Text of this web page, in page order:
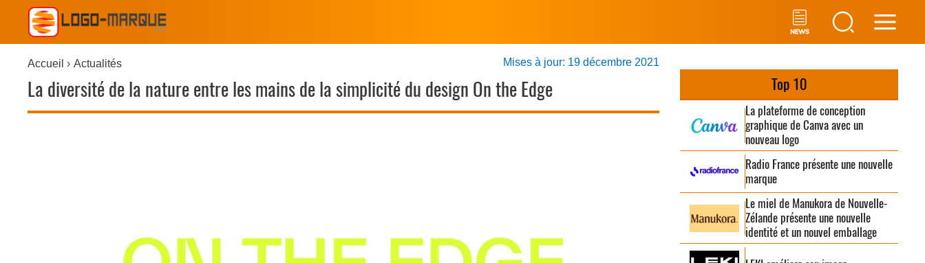
Accueil Actualités
La diversité de la nature entre les mains de la simplicité du design On the Edge
Mises à jour: 19 décembre 2021
Top 10
La plateforme de conception
graphique de Canva avec un
nouveau logo
Radio France présente une nouvelle
marque
Le miel de Manukora de Nouvelle-
Zélande présente une nouvelle
identité et un nouvel emballage